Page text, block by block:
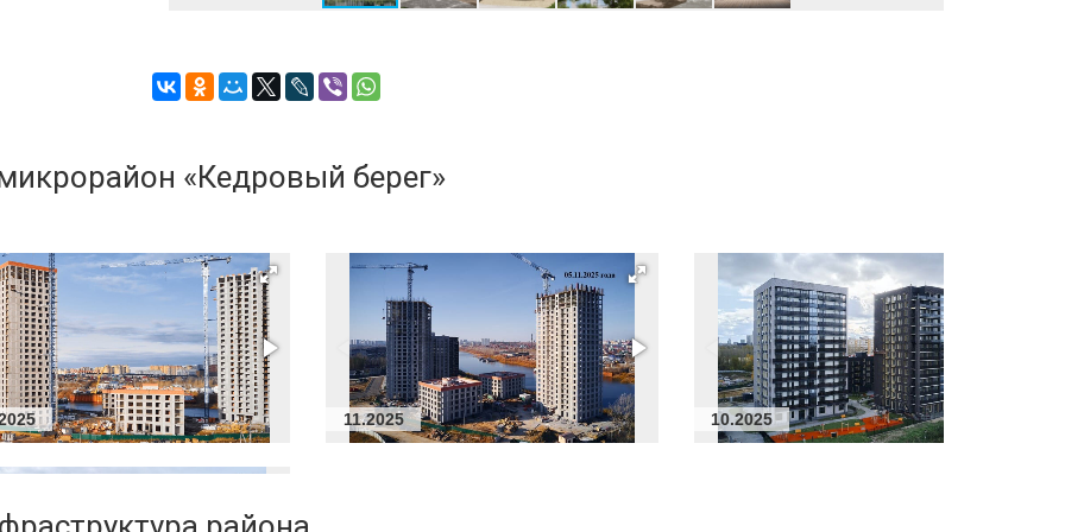
«Кедровый берег»
11.2025 10.2025